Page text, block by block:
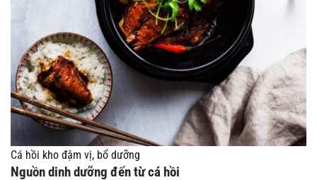
Cá hồi kho đậm vị, bổ dưỡng
Nguồn dinh dưỡng đến từ cá hồi